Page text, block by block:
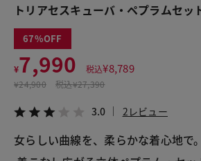
トリアセスキューバ・ペプラムセッ
67
¥7,990 税込¥8,789
¥24,900 税込¥27,390
3.0 2レビュー
女らしい曲線を、柔らかな着心地で。
この商品をシェアする
¥7,990 税込¥8,789